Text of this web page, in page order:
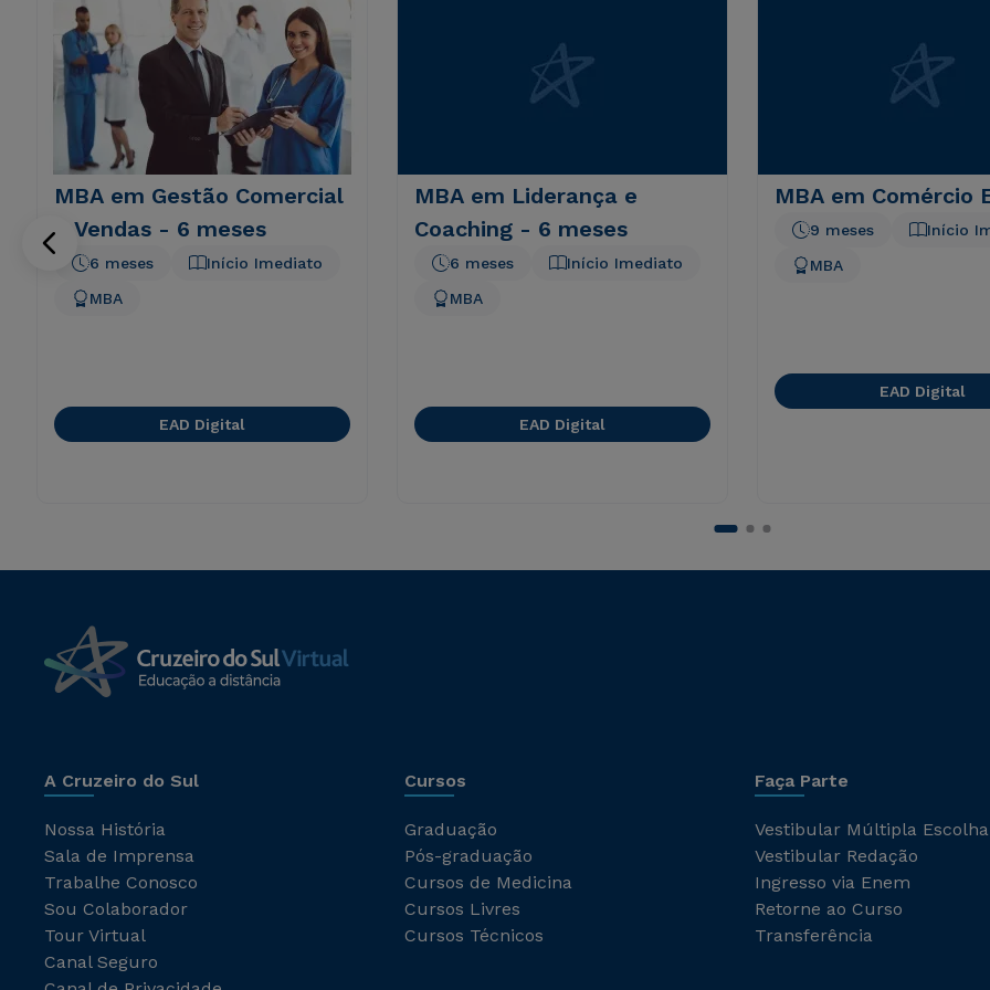
MBA em Gestão Comercial
e Vendas - 6 meses
Início Imediato
6 meses
MBA
EAD Digital
MBA em Liderança e
Coaching - 6 meses
Início Imediato
6 meses
MBA
EAD Digital
MBA em Comércio
Início
9 meses
MBA
EAD Digital
A Cruzeiro do Sul
Nossa História
Sala de Imprensa
Trabalhe Conosco
Sou Colaborador
Tour Virtual
Canal Seguro
Cursos
Graduação
Pós-graduação
Cursos de Medicina
Cursos Livres
Cursos Técnicos
Faça Parte
Vestibular Múltipla Escolha
Vestibular Redação
Ingresso via Enem
Retorne ao Curso
Transferência